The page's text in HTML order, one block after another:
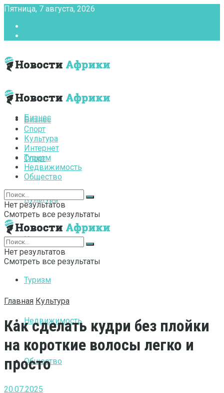
Пятница, 7 августа, 2026
Бизнес
Спорт
Культура
Интернет
Туризм
Недвижимость
Общество
Бизнес
Спорт
Культура
Интернет
Туризм
Недвижимость
Общество
Нет результатов
Смотреть все результаты
Нет результатов
Смотреть все результаты
Главная Культура
Как сделать кудри без плойки
на короткие волосы легко и
просто
20.07.2025